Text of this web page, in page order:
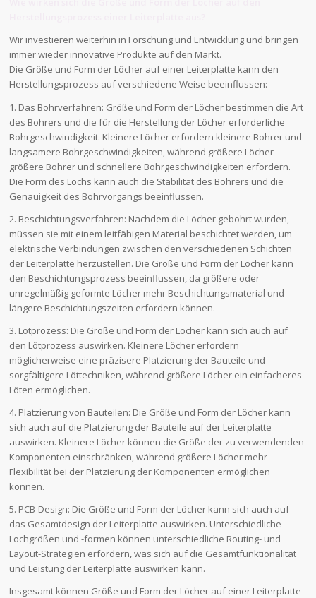
Wir investieren weiterhin in Forschung und Entwicklung und bringen
immer wieder innovative Produkte auf den Markt.
Die Größe und Form der Löcher auf einer Leiterplatte kann den
Herstellungsprozess auf verschiedene Weise beeinflussen:
1. Das Bohrverfahren: Größe und Form der Löcher bestimmen die Art
des Bohrers und die für die Herstellung der Löcher erforderliche
Bohrgeschwindigkeit. Kleinere Löcher erfordern kleinere Bohrer und
langsamere Bohrgeschwindigkeiten, während größere Löcher
größere Bohrer und schnellere Bohrgeschwindigkeiten erfordern.
Die Form des Lochs kann auch die Stabilität des Bohrers und die
Genauigkeit des Bohrvorgangs beeinflussen.
2. Beschichtungsverfahren: Nachdem die Löcher gebohrt wurden,
müssen sie mit einem leitfähigen Material beschichtet werden, um
elektrische Verbindungen zwischen den verschiedenen Schichten
der Leiterplatte herzustellen. Die Größe und Form der Löcher kann
den Beschichtungsprozess beeinflussen, da größere oder
unregelmäßig geformte Löcher mehr Beschichtungsmaterial und
längere Beschichtungszeiten erfordern können.
3. Lötprozess: Die Größe und Form der Löcher kann sich auch auf
den Lötprozess auswirken. Kleinere Löcher erfordern
möglicherweise eine präzisere Platzierung der Bauteile und
sorgfältigere Löttechniken, während größere Löcher ein einfacheres
Löten ermöglichen.
4. Platzierung von Bauteilen: Die Größe und Form der Löcher kann
sich auch auf die Platzierung der Bauteile auf der Leiterplatte
auswirken. Kleinere Löcher können die Größe der zu verwendenden
Komponenten einschränken, während größere Löcher mehr
Flexibilität bei der Platzierung der Komponenten ermöglichen
können.
5. PCB-Design: Die Größe und Form der Löcher kann sich auch auf
das Gesamtdesign der Leiterplatte auswirken. Unterschiedliche
Lochgrößen und -formen können unterschiedliche Routing- und
Layout-Strategien erfordern, was sich auf die Gesamtfunktionalität
und Leistung der Leiterplatte auswirken kann.
Insgesamt können Größe und Form der Löcher auf einer Leiterplatte